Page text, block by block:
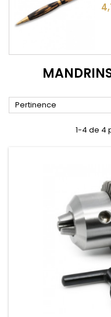
Pertinence
1-4 de 4